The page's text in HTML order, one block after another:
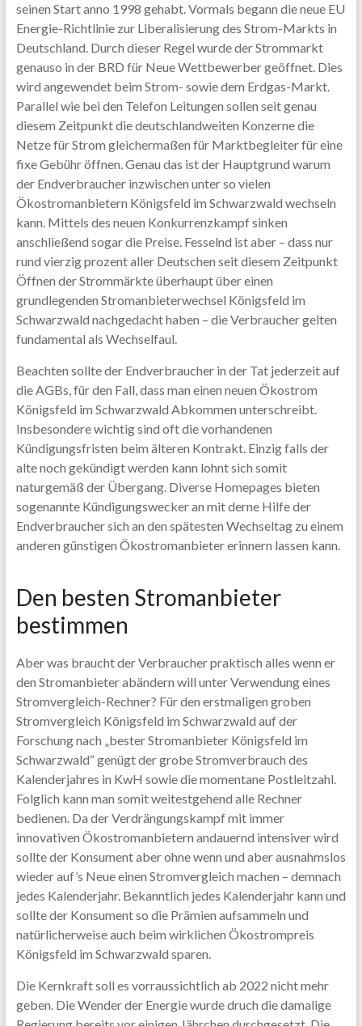
seinen Start anno 1998 gehabt. Vormals begann die neue EU
Energie-Richtlinie zur Liberalisierung des Strom-Markts in
Deutschland. Durch dieser Regel wurde der Strommarkt
genauso in der BRD für Neue Wettbewerber geöffnet. Dies
wird angewendet beim Strom- sowie dem Erdgas-Markt.
Parallel wie bei den Telefon Leitungen sollen seit genau
diesem Zeitpunkt die deutschlandweiten Konzerne die
Netze für Strom gleichermaßen für Marktbegleiter für eine
fixe Gebühr öffnen. Genau das ist der Hauptgrund warum
der Endverbraucher inzwischen unter so vielen
Ökostromanbietern Königsfeld im Schwarzwald wechseln
kann. Mittels des neuen Konkurrenzkampf sinken
anschließend sogar die Preise. Fesselnd ist aber – dass nur
rund vierzig prozent aller Deutschen seit diesem Zeitpunkt
Öffnen der Strommärkte überhaupt über einen
grundlegenden Stromanbieterwechsel Königsfeld im
Schwarzwald nachgedacht haben – die Verbraucher gelten
fundamental als Wechselfaul.
Beachten sollte der Endverbraucher in der Tat jederzeit auf
die AGBs, für den Fall, dass man einen neuen Ökostrom
Königsfeld im Schwarzwald Abkommen unterschreibt.
Insbesondere wichtig sind oft die vorhandenen
Kündigungsfristen beim älteren Kontrakt. Einzig falls der
alte noch gekündigt werden kann lohnt sich somit
naturgemäß der Übergang. Diverse Homepages bieten
sogenannte Kündigungswecker an mit derne Hilfe der
Endverbraucher sich an den spätesten Wechseltag zu einem
anderen günstigen Ökostromanbieter erinnern lassen kann.
Den besten Stromanbieter
bestimmen
Aber was braucht der Verbraucher praktisch alles wenn er
den Stromanbieter abändern will unter Verwendung eines
Stromvergleich-Rechner? Für den erstmaligen groben
Stromvergleich Königsfeld im Schwarzwald auf der
Forschung nach „bester Stromanbieter Königsfeld im
Schwarzwald“ genügt der grobe Stromverbrauch des
Kalenderjahres in KwH sowie die momentane Postleitzahl.
Folglich kann man somit weitestgehend alle Rechner
bedienen. Da der Verdrängungskampf mit immer
innovativen Ökostromanbietern andauernd intensiver wird
sollte der Konsument aber ohne wenn und aber ausnahmslos
wieder auf’s Neue einen Stromvergleich machen – demnach
jedes Kalenderjahr. Bekanntlich jedes Kalenderjahr kann und
sollte der Konsument so die Prämien aufsammeln und
natürlicherweise auch beim wirklichen Ökostrompreis
Königsfeld im Schwarzwald sparen.
Die Kernkraft soll es vorraussichtlich ab 2022 nicht mehr
geben. Die Wender der Energie wurde druch die damalige